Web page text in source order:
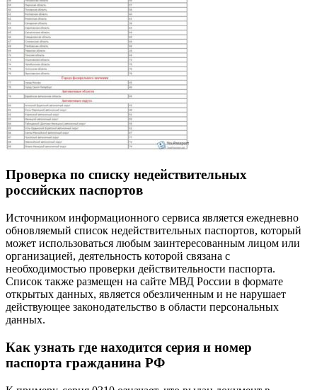
Проверка по списку недействительных
российских паспортов
Источником информационного сервиса является ежедневно
обновляемый список недействительных паспортов, который
может использоваться любым заинтересованным лицом или
организацией, деятельность которой связана с
необходимостью проверки действительности паспорта.
Список также размещен на сайте МВД России в формате
открытых данных, является обезличенным и не нарушает
действующее законодательство в области персональных
данных.
Как узнать где находится серия и номер
паспорта гражданина РФ